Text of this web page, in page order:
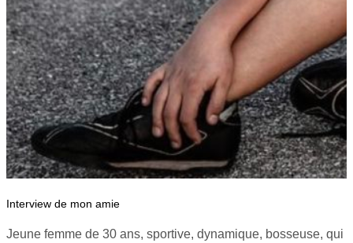
Interview de mon amie
Jeune femme de 30 ans, sportive, dynamique, bosseuse, qui